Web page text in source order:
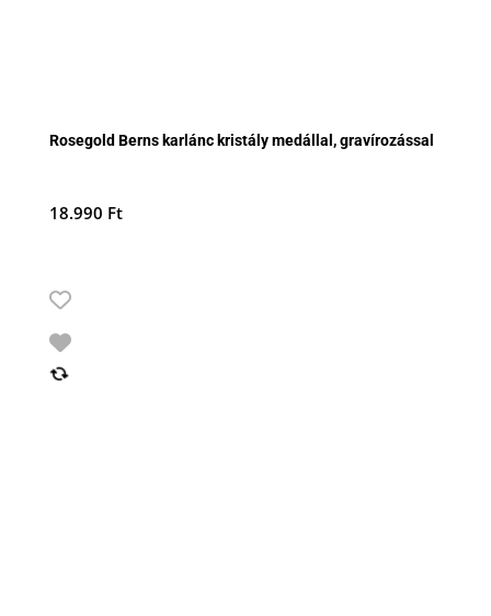
Rosegold Berns karlánc kristály medállal, gravírozással
18.990 Ft